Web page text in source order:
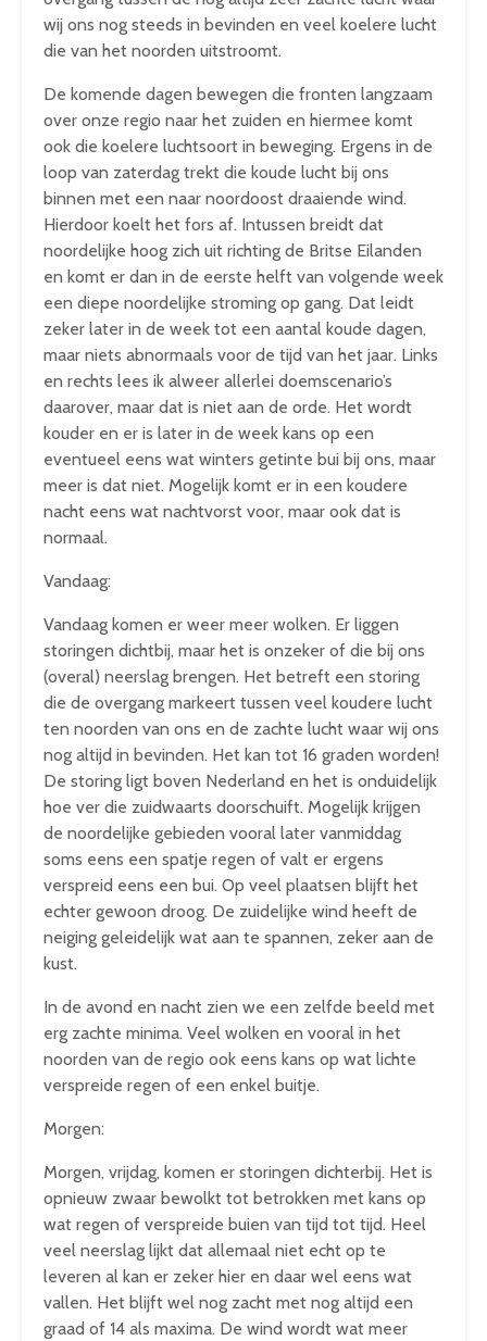
wij ons nog steeds in bevinden en veel koelere lucht
die van het noorden uitstroomt.
De komende dagen bewegen die fronten langzaam
over onze regio naar het zuiden en hiermee komt
ook die koelere luchtsoort in beweging. Ergens in de
loop van zaterdag trekt die koude lucht bij ons
binnen met een naar noordoost draaiende wind.
Hierdoor koelt het fors af. Intussen breidt dat
noordelijke hoog zich uit richting de Britse Eilanden
en komt er dan in de eerste helft van volgende week
een diepe noordelijke stroming op gang. Dat leidt
zeker later in de week tot een aantal koude dagen,
maar niets abnormaals voor de tijd van het jaar. Links
en rechts lees ik alweer allerlei doemscenario’s
daarover, maar dat is niet aan de orde. Het wordt
kouder en er is later in de week kans op een
eventueel eens wat winters getinte bui bij ons, maar
meer is dat niet. Mogelijk komt er in een koudere
nacht eens wat nachtvorst voor, maar ook dat is
normaal.
Vandaag:
Vandaag komen er weer meer wolken. Er liggen
storingen dichtbij, maar het is onzeker of die bij ons
(overal) neerslag brengen. Het betreft een storing
die de overgang markeert tussen veel koudere lucht
ten noorden van ons en de zachte lucht waar wij ons
nog altijd in bevinden. Het kan tot 16 graden worden!
De storing ligt boven Nederland en het is onduidelijk
hoe ver die zuidwaarts doorschuift. Mogelijk krijgen
de noordelijke gebieden vooral later vanmiddag
soms eens een spatje regen of valt er ergens
verspreid eens een bui. Op veel plaatsen blijft het
echter gewoon droog. De zuidelijke wind heeft de
neiging geleidelijk wat aan te spannen, zeker aan de
kust.
In de avond en nacht zien we een zelfde beeld met
erg zachte minima. Veel wolken en vooral in het
noorden van de regio ook eens kans op wat lichte
verspreide regen of een enkel buitje.
Morgen:
Morgen, vrijdag, komen er storingen dichterbij. Het is
opnieuw zwaar bewolkt tot betrokken met kans op
wat regen of verspreide buien van tijd tot tijd. Heel
veel neerslag lijkt dat allemaal niet echt op te
leveren al kan er zeker hier en daar wel eens wat
vallen. Het blijft wel nog zacht met nog altijd een
graad of 14 als maxima. De wind wordt wat meer